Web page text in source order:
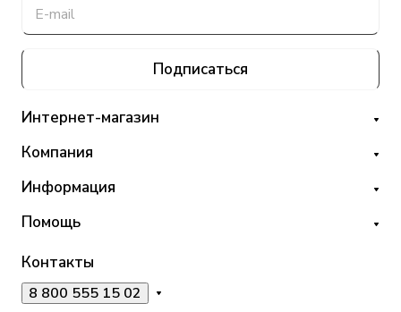
Подписаться
Интернет-магазин
Компания
Информация
Помощь
Контакты
8 800 555 15 02